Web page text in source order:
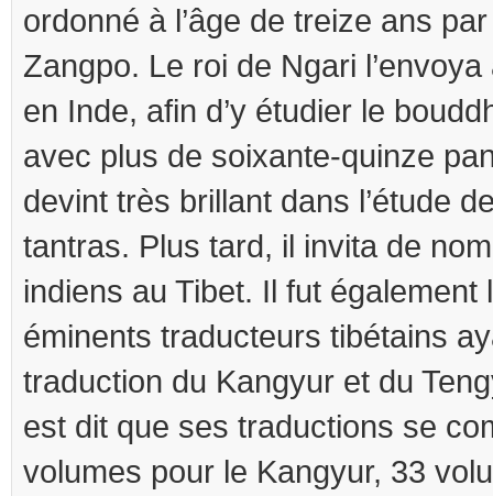
ordonné à l’âge de treize ans
Zangpo. Le roi de Ngari
en Inde, afin d’y étudier le
avec plus de soixante-quinze
devint très brillant dans l’étude
tantras. Plus tard, il invita de
indiens au Tibet. Il fut également
éminents traducteurs tibétains
traduction du Kangyur et du
est dit que ses traductions se
volumes pour le Kangyur, 33